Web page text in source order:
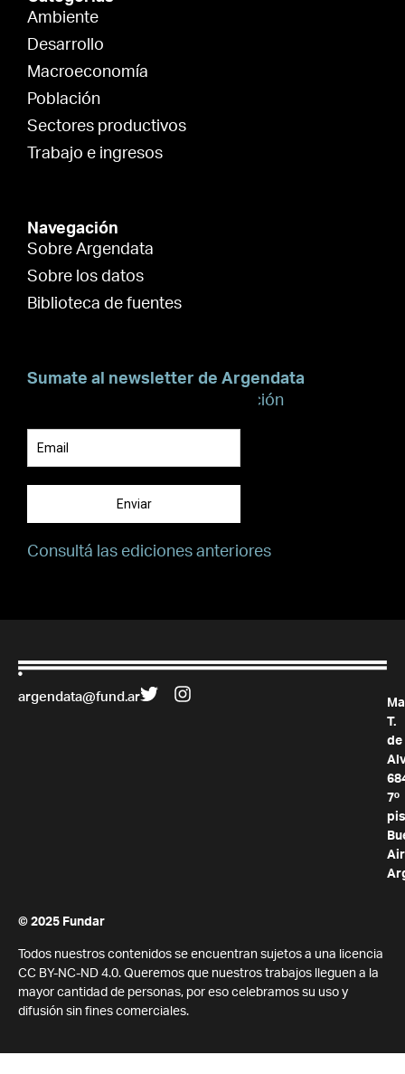
Ambiente
Desarrollo
Macroeconomía
Población
Sectores productivos
Trabajo e ingresos
Navegación
Sobre Argendata
Sobre los datos
Biblioteca de fuentes
Sumate al newsletter de Argendata
Suscribite para recibir información
Enviar
Consultá las ediciones anteriores
argendata@fund.ar
T.
de
7º
© 2025 Fundar
Todos nuestros contenidos se encuentran sujetos a una licencia
CC BY-NC-ND 4.0. Queremos que nuestros trabajos lleguen a la
mayor cantidad de personas, por eso celebramos su uso y
difusión sin fines comerciales.